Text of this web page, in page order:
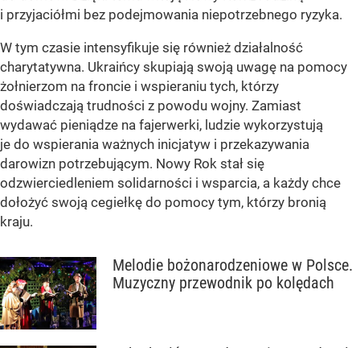
i przyjaciółmi bez podejmowania niepotrzebnego ryzyka.
W tym czasie intensyfikuje się również działalność
charytatywna. Ukraińcy skupiają swoją uwagę na pomocy
żołnierzom na froncie i wspieraniu tych, którzy
doświadczają trudności z powodu wojny. Zamiast
wydawać pieniądze na fajerwerki, ludzie wykorzystują
je do wspierania ważnych inicjatyw i przekazywania
darowizn potrzebującym. Nowy Rok stał się
odzwierciedleniem solidarności i wsparcia, a każdy chce
dołożyć swoją cegiełkę do pomocy tym, którzy bronią
kraju.
Melodie bożonarodzeniowe w Polsce.
Muzyczny przewodnik po kolędach